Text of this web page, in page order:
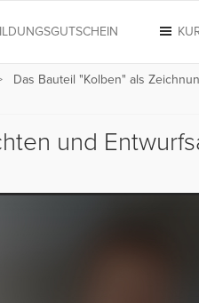
Das Bauteil "Kolben" als
und